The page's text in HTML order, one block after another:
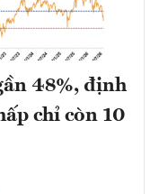
48%, định
chỉ còn 10